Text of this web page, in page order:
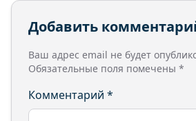
Добавить
Ваш адрес email не будет
Обязательные поля помечены *
Комментарий *